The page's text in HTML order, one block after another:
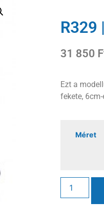
R329
31 850
Ezt a
fekete,
Méret